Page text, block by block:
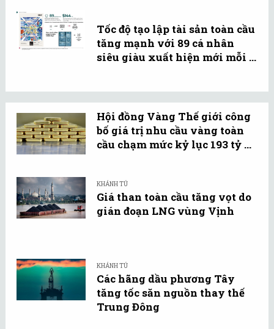
Tốc độ tạo lập tài sản toàn cầu
tăng mạnh với 89 cá nhân
siêu giàu xuất hiện mới mỗi ...
Hội đồng Vàng Thế giới công
bố giá trị nhu cầu vàng toàn
cầu chạm mức kỷ lục 193 tỷ ...
KHÁNH TÚ
Giá than toàn cầu tăng vọt do
gián đoạn LNG vùng Vịnh
KHÁNH TÚ
Các hãng dầu phương Tây
tăng tốc săn nguồn thay thế
Trung Đông